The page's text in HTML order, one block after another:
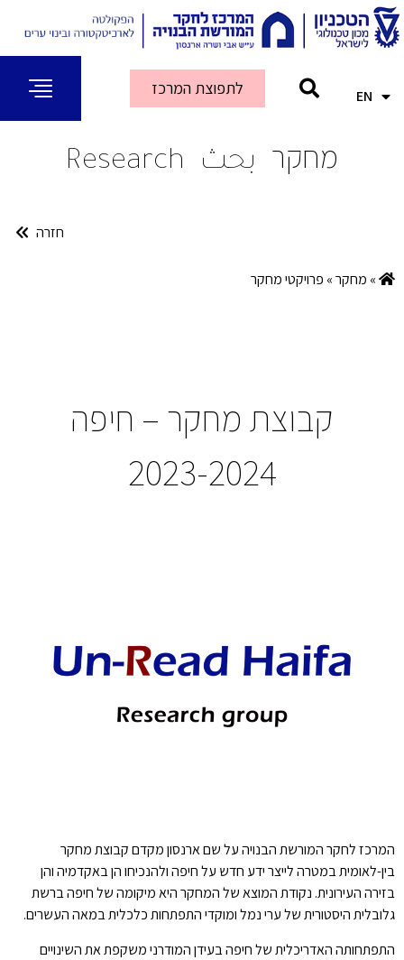
EN
AR לתפוצת המרכז
מחקר بحث Research
» מחקר» פרויקטי מחקר
חזרה
קבוצת מחקר – חיפה
2023-2024
המרכז לחקר המורשת הבנויה על שם ארנסון מקדם קבוצת מחקר
בין-לאומית במטרה לייצר ידע חדש על חיפה ולהנכיחו הן באקדמיה והן
בזירה העירונית. נקודת המוצא של המחקר היא מיקומה של חיפה ברשת
גלובלית היסטורית של ערי נמל ומוקדי התפתחות כלכלית במאה העשרים.
התפתחותה האדריכלית של חיפה בעידן המודרני משקפת את השינויים